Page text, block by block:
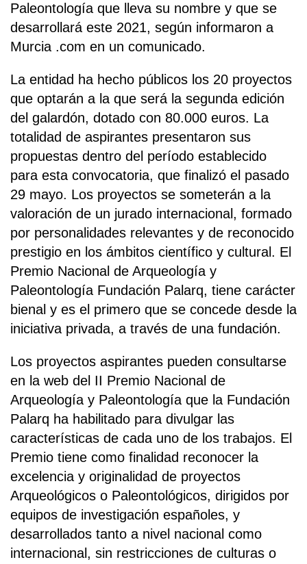
Paleontología que lleva su nombre y que se
desarrollará este 2021, según informaron a
Murcia .com en un comunicado.
La entidad ha hecho públicos los 20 proyectos
que optarán a la que será la segunda edición
del galardón, dotado con 80.000 euros. La
totalidad de aspirantes presentaron sus
propuestas dentro del período establecido
para esta convocatoria, que finalizó el pasado
29 mayo. Los proyectos se someterán a la
valoración de un jurado internacional, formado
por personalidades relevantes y de reconocido
prestigio en los ámbitos científico y cultural. El
Premio Nacional de Arqueología y
Paleontología Fundación Palarq, tiene carácter
bienal y es el primero que se concede desde la
iniciativa privada, a través de una fundación.
Los proyectos aspirantes pueden consultarse
en la web del II Premio Nacional de
Arqueología y Paleontología que la Fundación
Palarq ha habilitado para divulgar las
características de cada uno de los trabajos. El
Premio tiene como finalidad reconocer la
excelencia y originalidad de proyectos
Arqueológicos o Paleontológicos, dirigidos por
equipos de investigación españoles, y
desarrollados tanto a nivel nacional como
internacional, sin restricciones de culturas o